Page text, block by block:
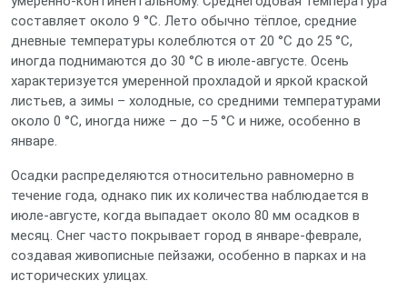
составляет около 9 °C. Лето обычно тёплое, средние
дневные температуры колеблются от 20 °C до 25 °C,
иногда поднимаются до 30 °C в июле‑августе. Осень
характеризуется умеренной прохладой и яркой краской
листьев, а зимы – холодные, со средними температурами
около 0 °C, иногда ниже – до –5 °C и ниже, особенно в
январе.
Осадки распределяются относительно равномерно в
течение года, однако пик их количества наблюдается в
июле‑августе, когда выпадает около 80 мм осадков в
месяц. Снег часто покрывает город в январе‑феврале,
создавая живописные пейзажи, особенно в парках и на
исторических улицах.